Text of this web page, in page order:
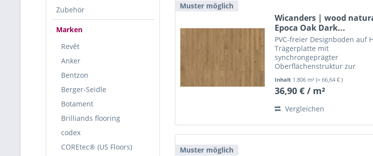
Zubehör
Marken
Revêt
Anker
Bentzon
Berger-Seidle
Botament
Brilliands flooring
codex
COREtec® (US Floors)
Muster möglich
Wicanders | wood
Epoca Oak Dark...
PVC-freier Designboden auf
Trägerplatte mit
synchrongeprägter
Oberflächenstruktur zur
Verlegung.
Inhalt 1.806 m²(= 66,64 € )
36,90 € / m²
Vergleichen
Muster möglich